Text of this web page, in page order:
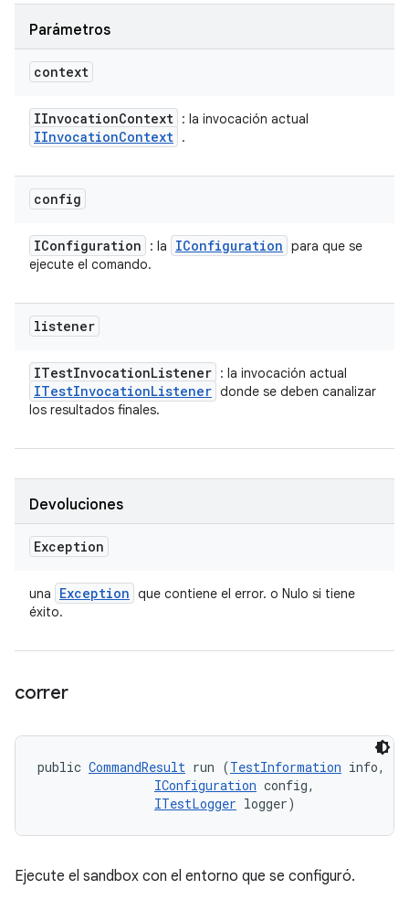
Parámetros
context
IInvocationContext : la invocación actual
IInvocationContext .
config
IConfiguration : la IConfiguration para que se
ejecute el comando.
listener
ITestInvocationListener : la invocación actual
ITestInvocationListener donde se deben canalizar
los resultados finales.
Devoluciones
Exception
una Exception que contiene el error. o Nulo si tiene
éxito.
correr
public CommandResult run (TestInformation info,
IConfiguration config,
ITestLogger logger)
Ejecute el sandbox con el entorno que se configuró.